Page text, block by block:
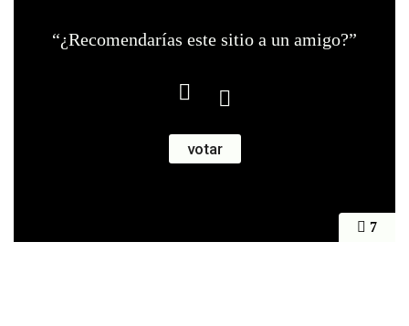
7
“¿Recomendarías este sitio a un amigo?”